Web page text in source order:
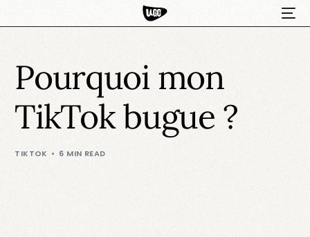
Pourquoi mon
TikTok bugue ?
TIKTOK 6 MIN READ